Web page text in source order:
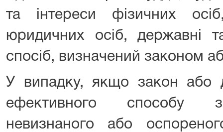
та інтереси фізичних
юридичних осіб, державні
спосіб, визначений законом
У випадку, якщо закон або
ефективного способу
невизнаного або